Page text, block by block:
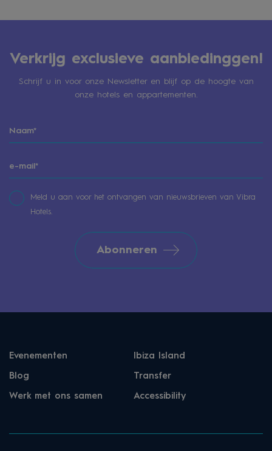
Verkrijg exclusieve aanbiedinggen!
Schrijf u in voor onze Newsletter en blijf op de hoogte van
onze hotels en appartementen.
Meld u aan voor het ontvangen van nieuwsbrieven van Vibra
Hotels.
Abonneren
Evenementen Ibiza Island
Blog Transfer
Werk met ons samen Accessibility